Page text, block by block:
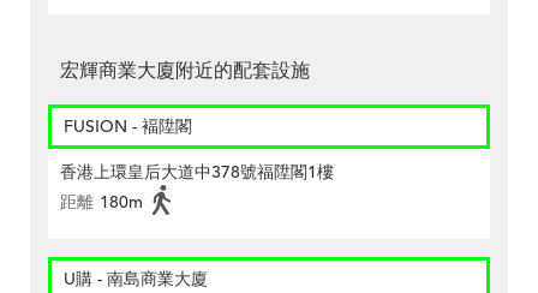
宏輝商業大廈附近的配套設施
FUSION - 褔陞閣
香港上環皇后大道中378號福陞閣1樓
距離 180m
U購 - 南島商業大廈